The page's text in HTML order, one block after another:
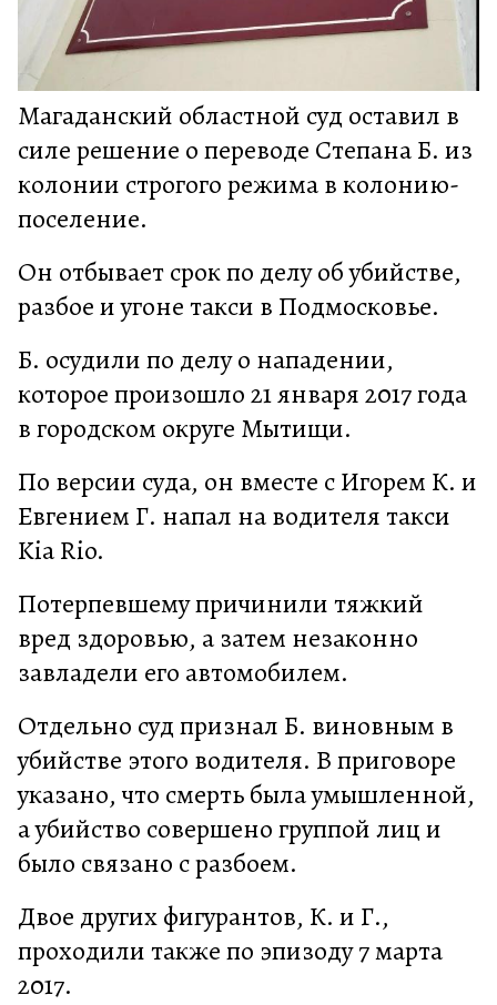
Магаданский областной суд оставил в
силе решение о переводе Степана Б. из
колонии строгого режима в колонию-
поселение.
Он отбывает срок по делу об убийстве,
разбое и угоне такси в Подмосковье.
Б. осудили по делу о нападении,
которое произошло 21 января 2017 года
в городском округе Мытищи.
По версии суда, он вместе с Игорем К. и
Евгением Г. напал на водителя такси
Kia Rio.
Потерпевшему причинили тяжкий
вред здоровью, а затем незаконно
завладели его автомобилем.
Отдельно суд признал Б. виновным в
убийстве этого водителя. В приговоре
указано, что смерть была умышленной,
а убийство совершено группой лиц и
было связано с разбоем.
Двое других фигурантов, К. и Г.,
проходили также по эпизоду 7 марта
2017.